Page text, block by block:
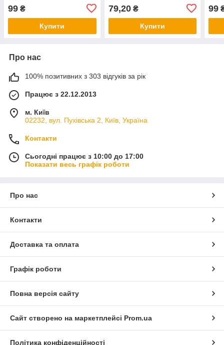
99 ₴
Купити
79,20₴
Купити
99
Про нас
100% позитивних з 303 відгуків за рік
Працює з 22.12.2013
м. Київ
02232, вул. Пухівська 2, Київ, Україна
Контакти
Сьогодні працює з 10:00 до 17:00
Показати весь графік роботи
Про нас
Контакти
Доставка та оплата
Графік роботи
Повна версія сайту
Сайт створено на маркетплейсі Prom.ua
Політика конфіденційності